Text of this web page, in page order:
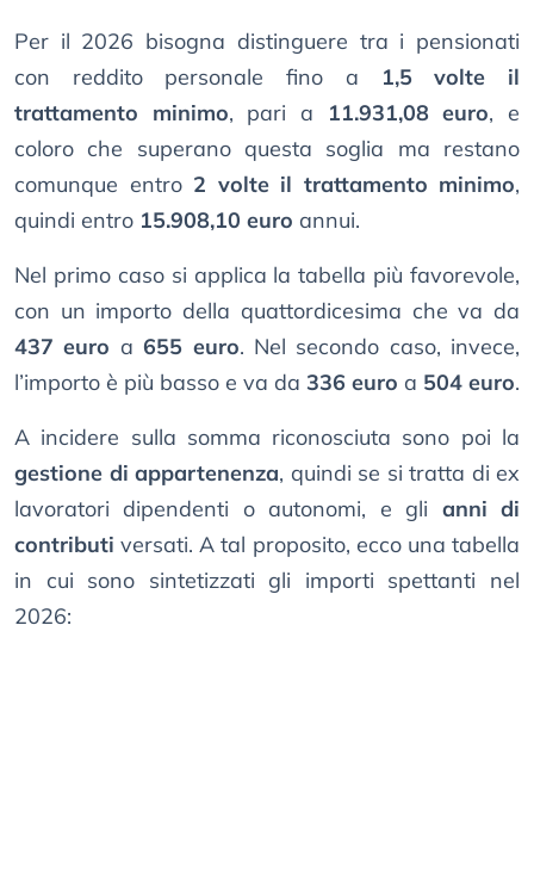
Per il 2026 bisogna distinguere tra i pensionati
con reddito personale fino a
1,5 volte il
trattamento minimo, pari a 11.931,08 euro, e
coloro che superano questa soglia ma restano
comunque entro 2 volte il trattamento minimo,
quindi entro 15.908,10 euro annui.
Nel primo caso si applica la tabella più favorevole,
con un importo della quattordicesima che va da
437 euro a655 euro. Nel secondo caso, invece,
l’importo è più basso e va da 336 euro a 504 euro.
A incidere sulla somma riconosciuta sono poi la
gestione di appartenenza, quindi se si tratta di ex
lavoratori dipendenti o autonomi, e gli anni di
contributi versati. A tal proposito, ecco una tabella
in cui sono sintetizzati gli importi spettanti nel
2026: